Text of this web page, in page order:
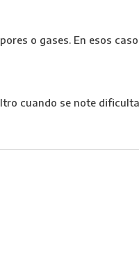
o gases. En esos
cuando se note